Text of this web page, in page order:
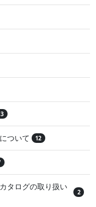
ついて 12
タログの取り扱い
2